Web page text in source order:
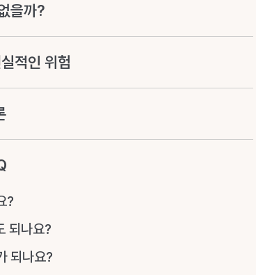
을까?
적인 위험
?
되나요?
되나요?